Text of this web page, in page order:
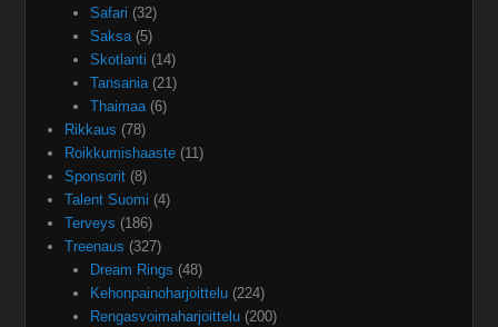
Safari (32)
Saksa(5)
Skotlanti (14)
Tansania(21)
Thaimaa(6)
Rikkaus (78)
Roikkumishaaste (11)
Sponsorit (8)
Talent Suomi (4)
Terveys (186)
Treenaus (327)
Dream Rings (48)
Kehonpainoharjoittelu(224)
Rengasvoimaharjoittelu(200)